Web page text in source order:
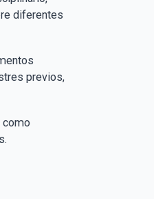
diferentes
previos,
como